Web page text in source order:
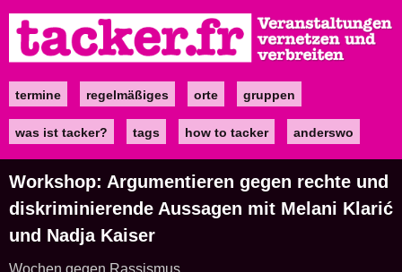
zum
Inhalt
Maintermine regelmäßiges orte gruppen
was ist tacker? tags how to tacker anderswo
Workshop: Argumentieren gegen rechte und
diskriminierende Aussagen mit Melani Klarić
und Nadja Kaiser
Wochen gegen Rassismus